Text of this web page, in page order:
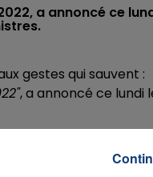
a annoncé ce
gestes qui sauvent :
, a annoncé ce lundi
secours, avec
le porte-parole du